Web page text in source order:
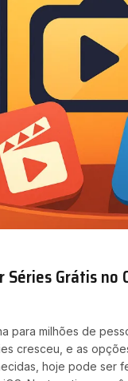
Grátis no
para milhões de
cresceu, e as
hoje pode ser